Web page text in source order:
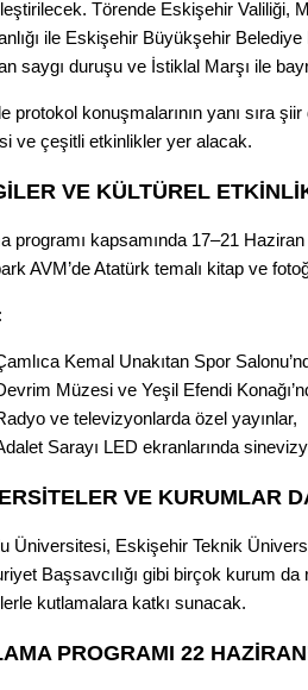
Törende Eskişehir Valiliği,
ile Eskişehir Büyükşehir
saygı duruşu ve İstiklal Marşı ile
protokol konuşmalarının yanı sıra
ve çeşitli etkinlikler yer alacak.
VE KÜLTÜREL
programı kapsamında 17–21
AVM’de Atatürk temalı kitap ve
Kemal Unakıtan Spor
Müzesi ve Yeşil Efendi
ve televizyonlarda özel yayınlar,
Sarayı LED ekranlarında
VE KURUMLAR
Üniversitesi, Eskişehir Teknik
Başsavcılığı gibi birçok kurum da
kutlamalara katkı sunacak.
PROGRAMI 22